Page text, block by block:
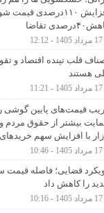
افزایش ۱۱۰درصدی قیمت
تقاضا
17 مرداد 1405 - 12:12
قلب تپنده اقتصاد و
هستند
17 مرداد 1405 - 11:21
قیمت‌های پایین گوشی
بیشتر از حقوق مردم و
با افزایش سهم
17 مرداد 1405 - 10:46
قضایی؛ فاصله قیمت
را کاهش داد
17 مرداد 1405 - 10:16